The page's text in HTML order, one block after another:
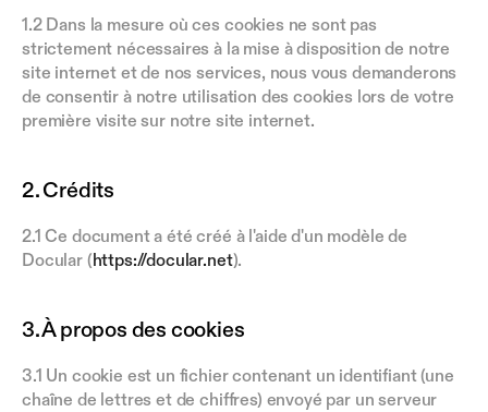
1.2 Dans la mesure où ces cookies ne sont pas
strictement nécessaires à la mise à disposition de notre
site internet et de nos services, nous vous demanderons
de consentir à notre utilisation des cookies lors de votre
première visite sur notre site internet.
2. Crédits
2.1 Ce document a été créé à l'aide d'un modèle de
Docular (https://docular.net).
3. À propos des cookies
3.1 Un cookie est un fichier contenant un identifiant (une
chaîne de lettres et de chiffres) envoyé par un serveur